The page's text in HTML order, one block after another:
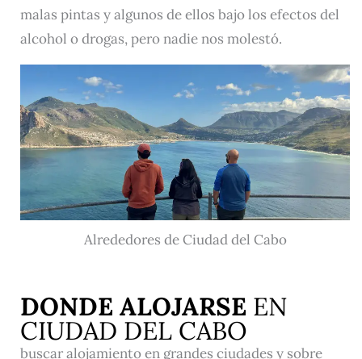
malas pintas y algunos de ellos bajo los efectos del
alcohol o drogas, pero nadie nos molestó.
Alrededores de Ciudad del Cabo
DONDE ALOJARSE EN
CIUDAD DEL CABO
buscar alojamiento en grandes ciudades y sobre